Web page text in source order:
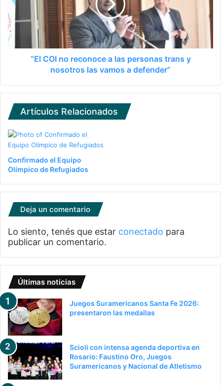
“El COI no reconoce a las personas trans y
nosotros las vamos a defender”
Artículos Relacionados
Confirmado el Equipo
Olímpico de Refugiados
Deja un comentario
Lo siento, tenés que estar conectado para
publicar un comentario.
Últimas noticias
Juegos Suramericanos Santa Fe 2026:
presentaron las medallas
Scioli con intensa agenda deportiva en
Rosario: Faustino Oro, Juegos
Suramericanos y Nacional de Atletismo